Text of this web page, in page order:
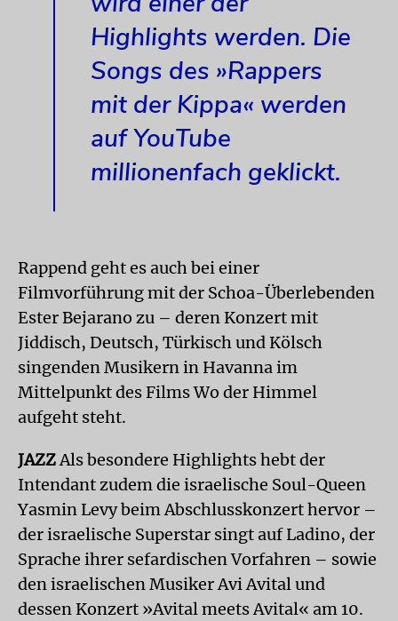
Highlights werden. Die
Songs des »Rappers
mit der Kippa« werden
auf YouTube
millionenfach geklickt.
Rappend geht es auch bei einer
Filmvorführung mit der Schoa-Überlebenden
Ester Bejarano zu – deren Konzert mit
Jiddisch, Deutsch, Türkisch und Kölsch
singenden Musikern in Havanna im
Mittelpunkt des Films Wo der Himmel
aufgeht steht.
JAZZAls besondere Highlights hebt der
Intendant zudem die israelische Soul-Queen
Yasmin Levy beim Abschlusskonzert hervor –
der israelische Superstar singt auf Ladino, der
Sprache ihrer sefardischen Vorfahren – sowie
den israelischen Musiker Avi Avital und
dessen Konzert »Avital meets Avital« am 10.